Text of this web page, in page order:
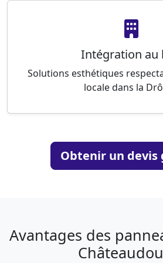
Intégration au
Solutions esthétiques
locale dans la
Obtenir un
Avantages des